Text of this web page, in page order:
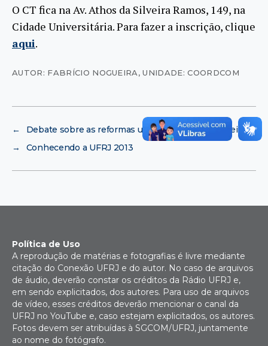
O CT fica na Av. Athos da Silveira Ramos, 149, na
Cidade Universitária. Para fazer a inscrição, clique
aqui.
AUTOR: FABRÍCIO NOGUEIRA,UNIDADE: COORDCOM
←
Debate sobre as reformas urbanas no Rio de Janeiro
→
Conhecendo a UFRJ 2013
Política de Uso
A reprodução de matérias e fotografias é livre mediante
citação do Conexão UFRJ e do autor. No caso de arquivos
de áudio, deverão constar os créditos da Rádio UFRJ e,
em sendo explicitados, dos autores. Para uso de arquivos
de vídeo, esses créditos deverão mencionar o canal da
UFRJ no YouTube e, caso estejam explicitados, os autores.
Fotos devem ser atribuídas à SGCOM/UFRJ, juntamente
ao nome do fotógrafo.